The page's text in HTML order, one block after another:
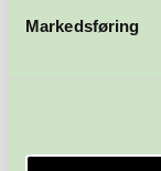
Markedsføring
Meld